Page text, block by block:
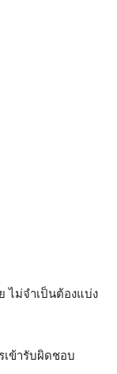
ไม่จำเป็นต้องแบ่ง
เข้ารับผิดชอบ